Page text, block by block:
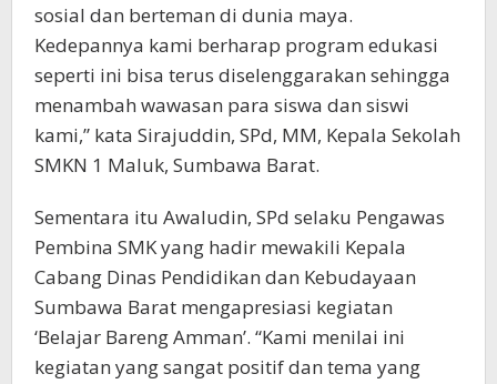
sosial dan berteman di dunia maya.
Kedepannya kami berharap program edukasi
seperti ini bisa terus diselenggarakan sehingga
menambah wawasan para siswa dan siswi
kami,” kata Sirajuddin, SPd, MM, Kepala Sekolah
SMKN 1 Maluk, Sumbawa Barat.
Sementara itu Awaludin, SPd selaku Pengawas
Pembina SMK yang hadir mewakili Kepala
Cabang Dinas Pendidikan dan Kebudayaan
Sumbawa Barat mengapresiasi kegiatan
‘Belajar Bareng Amman’. “Kami menilai ini
kegiatan yang sangat positif dan tema yang